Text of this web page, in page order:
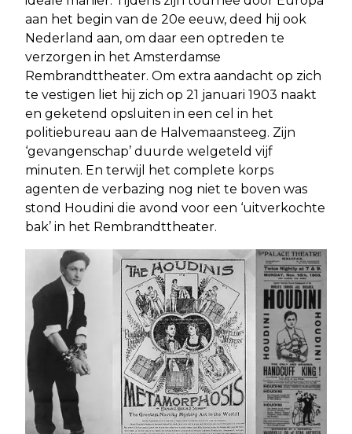
aan het begin van de 20e eeuw, deed hij ook
Nederland aan, om daar een optreden te
verzorgen in het Amsterdamse
Rembrandttheater. Om extra aandacht op zich
te vestigen liet hij zich op 21 januari 1903 naakt
en geketend opsluiten in een cel in het
politiebureau aan de Halvemaansteeg. Zijn
‘gevangenschap’ duurde welgeteld vijf
minuten. En terwijl het complete korps
agenten de verbazing nog niet te boven was
stond Houdini die avond voor een ‘uitverkochte
bak’ in het Rembrandttheater.